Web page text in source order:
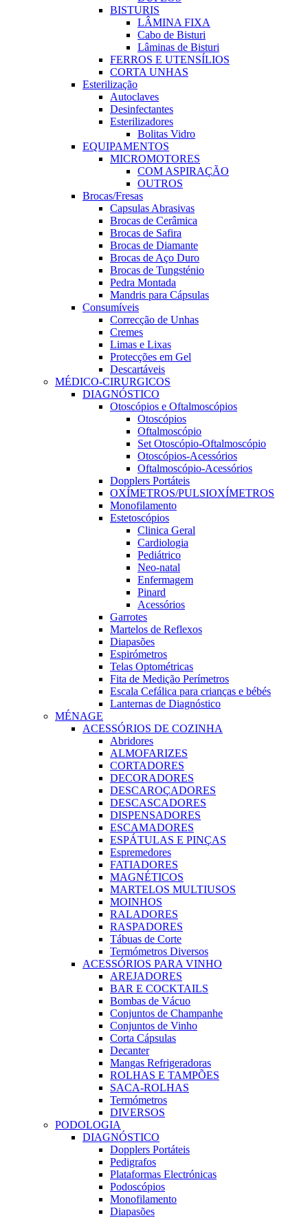
BISTURIS
LÂMINA FIXA
Cabo de Bisturi
Lâminas de Bisturi
FERROS E UTENSÍLIOS
CORTA UNHAS
Esterilização
Autoclaves
Desinfectantes
Esterilizadores
Bolitas Vidro
EQUIPAMENTOS
MICROMOTORES
COM ASPIRAÇÃO
OUTROS
Brocas/Fresas
Capsulas Abrasivas
Brocas de Cerâmica
Brocas de Safira
Brocas de Diamante
Brocas de Aço Duro
Brocas de Tungsténio
Pedra Montada
Mandris para Cápsulas
Consumíveis
Correcção de Unhas
Cremes
Limas e Lixas
Protecções em Gel
Descartáveis
MÉDICO-CIRURGICOS
DIAGNÓSTICO
Otoscópios e Oftalmoscópios
Otoscópios
Oftalmoscópio
Set Otoscópio-Oftalmoscópio
Otoscópios-Acessórios
Oftalmoscópio-Acessórios
Dopplers Portáteis
OXÍMETROS/PULSIOXÍMETROS
Monofilamento
Estetoscópios
Clinica Geral
Cardiologia
Pediátrico
Neo-natal
Enfermagem
Pinard
Acessórios
Garrotes
Martelos de Reflexos
Diapasões
Espirómetros
Telas Optométricas
Fita de Medição Perímetros
Escala Cefálica para crianças e bébés
Lanternas de Diagnóstico
MÉNAGE
ACESSÓRIOS DE COZINHA
Abridores
ALMOFARIZES
CORTADORES
DECORADORES
DESCAROÇADORES
DESCASCADORES
DISPENSADORES
ESCAMADORES
ESPÁTULAS E PINÇAS
Espremedores
FATIADORES
MAGNÉTICOS
MARTELOS MULTIUSOS
MOINHOS
RALADORES
RASPADORES
Tábuas de Corte
Termómetros Diversos
ACESSÓRIOS PARA VINHO
AREJADORES
BAR E COCKTAILS
Bombas de Vácuo
Conjuntos de Champanhe
Conjuntos de Vinho
Corta Cápsulas
Decanter
Mangas Refrigeradoras
ROLHAS E TAMPÕES
SACA-ROLHAS
Termómetros
DIVERSOS
PODOLOGIA
DIAGNÓSTICO
Dopplers Portáteis
Pedigrafos
Plataformas Electrónicas
Podoscópios
Monofilamento
Diapasões